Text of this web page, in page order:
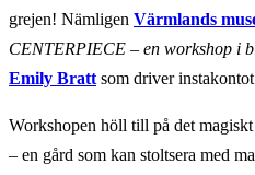
grejen! Nämligen Värmlands
CENTERPIECE – en workshop i
Emily Bratt som driver instakontot
Workshopen höll till på det
– en gård som kan stoltsera med